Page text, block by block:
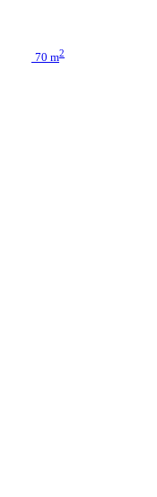
70 m2